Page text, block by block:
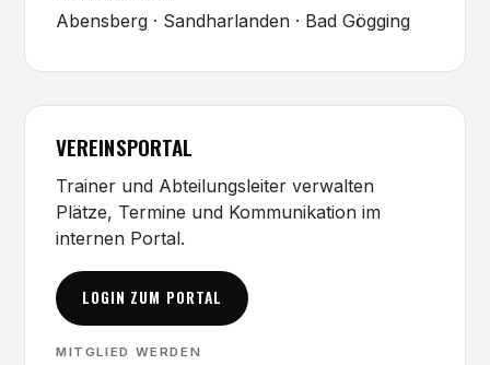
Abensberg · Sandharlanden · Bad Gögging
VEREINSPORTAL
Trainer und Abteilungsleiter verwalten
Plätze, Termine und Kommunikation im
internen Portal.
LOGIN ZUM PORTAL
MITGLIED WERDEN